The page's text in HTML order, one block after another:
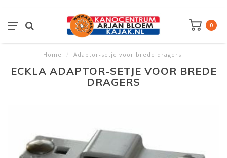
0
Home / Adaptor-setje voor brede dragers
ECKLA ADAPTOR-SETJE VOOR BREDE
DRAGERS